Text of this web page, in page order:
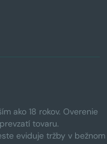
ako 18 rokov. Overenie
tovaru.
eviduje tržby v bežnom